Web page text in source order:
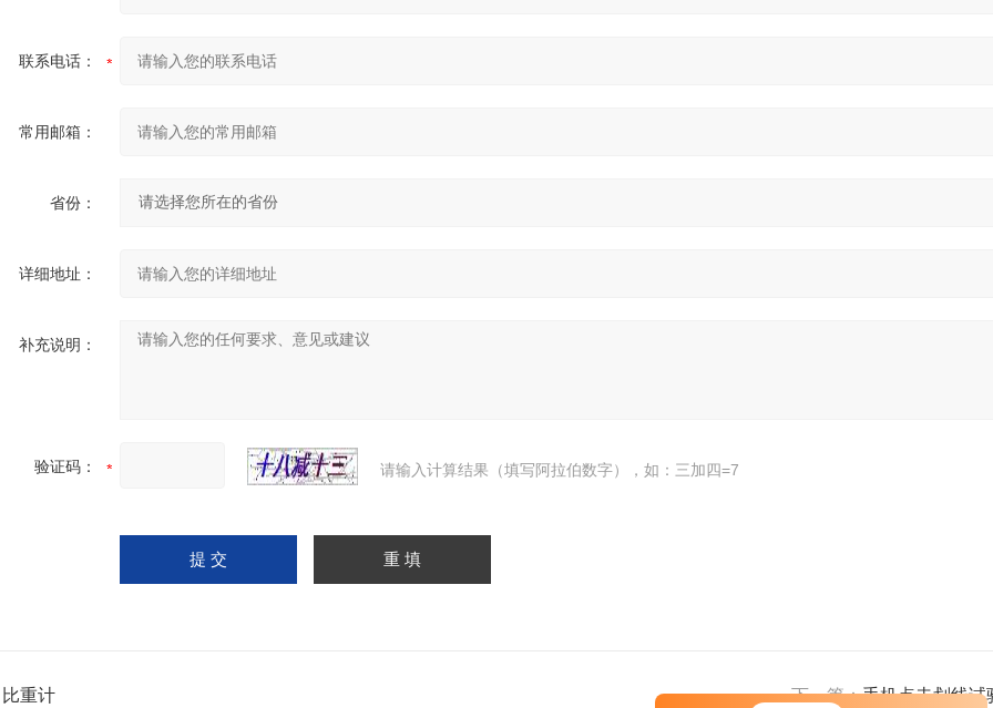
联系电话：
常用邮箱：
省份：
详细地址：
补充说明：
验证码： 请输入计算结果（填写阿拉伯数字），如：三加四=7
比重计 下一篇：手机点击划线试